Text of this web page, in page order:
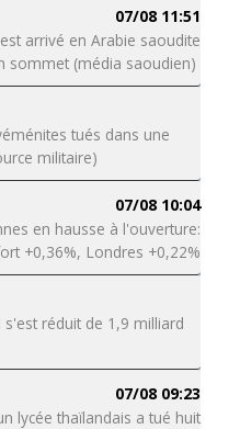
07/08 11:51
arrivé en Arabie saoudite
sommet (média saoudien)
tués dans une
militaire)
07/08 10:04
en hausse à l'ouverture:
+0,36%, Londres +0,22%
s'est réduit de 1,9 milliard
07/08 09:23
lycée thaïlandais a tué huit